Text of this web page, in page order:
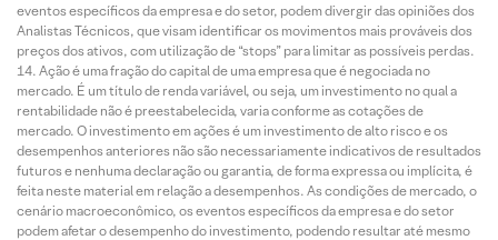
eventos específicos da empresa e do setor, podem divergir das opiniões dos
Analistas Técnicos, que visam identificar os movimentos mais prováveis dos
preços dos ativos, com utilização de “stops” para limitar as possíveis perdas.
Ação é uma fração do capital de uma empresa que é negociada no
mercado. É um título de renda variável, ou seja, um investimento no qual a
rentabilidade não é preestabelecida, varia conforme as cotações de
mercado. O investimento em ações é um investimento de alto risco e os
desempenhos anteriores não são necessariamente indicativos de resultados
futuros e nenhuma declaração ou garantia, de forma expressa ou implícita, é
feita neste material em relação a desempenhos. As condições de mercado, o
cenário macroeconômico, os eventos específicos da empresa e do setor
podem afetar o desempenho do investimento, podendo resultar até mesmo